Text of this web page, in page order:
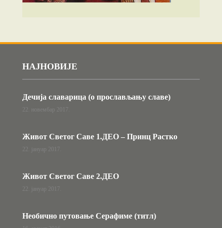
НАЈНОВИЈЕ
Дечија славарица (о прослављању славе)
22. новембар 2017.
Живот Светог Саве 1.ДЕО – Принц Растко
22. јануар 2017.
Живот Светог Саве 2.ДЕО
22. јануар 2017.
Необично путовање Серафиме (титл)